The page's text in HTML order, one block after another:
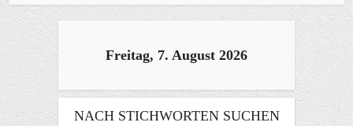
Freitag, 7. August 2026
NACH STICHWORTEN SUCHEN